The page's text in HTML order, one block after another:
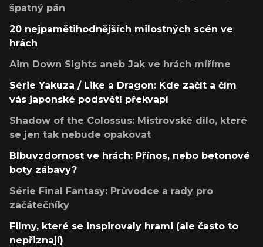
špatný pán
20 nejpamětihodnějších milostných scén ve
hrách
Aim Down Sights aneb Jak ve hrách míříme
Série Yakuza / Like a Dragon: Kde začít a čím
vás japonské podsvětí překvapí
Shadow of the Colossus: Mistrovské dílo, které
se jen tak nebude opakovat
Blbuvzdornost ve hrách: Přínos, nebo betonové
boty zábavy?
Série Final Fantasy: Průvodce a rady pro
začátečníky
Filmy, které se inspirovaly hrami (ale často to
nepřiznají)